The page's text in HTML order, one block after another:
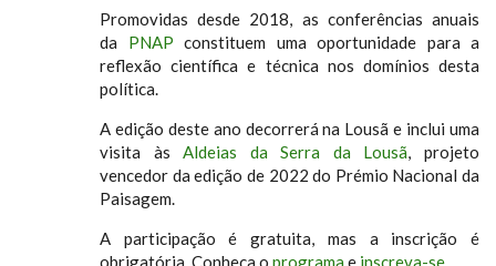
Promovidas desde 2018, as conferências anuais
da PNAP constituem uma oportunidade para a
reflexão científica e técnica nos domínios desta
política.
A edição deste ano decorrerá na Lousã e inclui uma
visita àsAldeias da Serra da Lousã, projeto
vencedor da edição de 2022 do Prémio Nacional da
Paisagem.
A participação é gratuita, mas a inscrição é
obrigatória. Conheça o programa e inscreva-se